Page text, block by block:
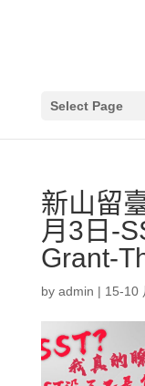
Select Page
新山留
月3日-
Grant-
by admin | 15-10